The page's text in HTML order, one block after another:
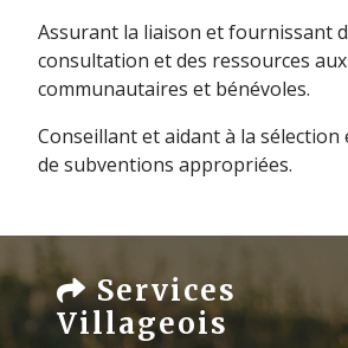
Assurant la liaison et fournissant
consultation et des ressources
communautaires et bénévoles.
Conseillant et aidant à la sélection
de subventions appropriées.
Services
Villageois